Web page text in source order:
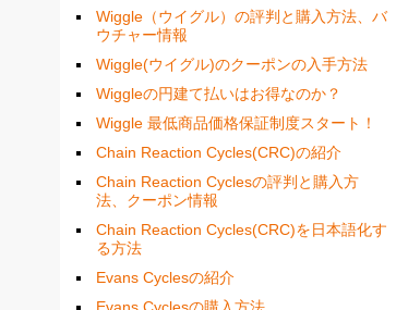
Wiggle（ウイグル）の評判と購入方法、バ
ウチャー情報
Wiggle(ウイグル)のクーポンの入手方法
Wiggleの円建て払いはお得なのか？
Wiggle 最低商品価格保証制度スタート！
Chain Reaction Cycles(CRC)の紹介
Chain Reaction Cyclesの評判と購入方
法、クーポン情報
Chain Reaction Cycles(CRC)を日本語化す
る方法
Evans Cyclesの紹介